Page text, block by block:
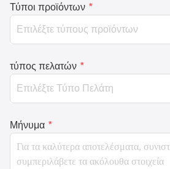
Τύποι προϊόντων *
τύπος πελατών *
Μήνυμα *